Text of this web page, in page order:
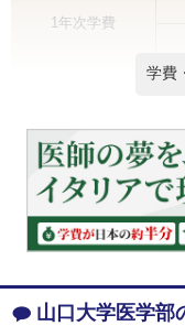
1年次学費
2年次以降学費
6年間学
※2年次学費を掲載
学
学費
山口大学医学部